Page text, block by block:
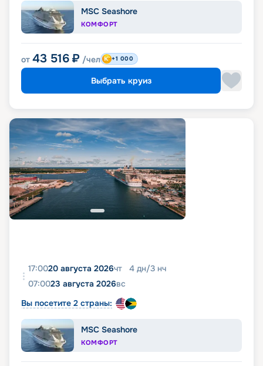
MSC Seashore
КОМФОРТ
от 43 516 ₽ /чел +1 000
Выбрать круиз
17:0020 августа 2026чт 4 дн/3 нч
07:0023 августа 2026вс
Вы посетите 2 страны:
MSC Seashore
КОМФОРТ